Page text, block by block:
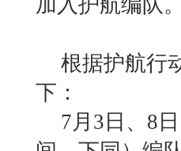
加入护航编队。
根据护航行
下：
7月 3 日、 8 日